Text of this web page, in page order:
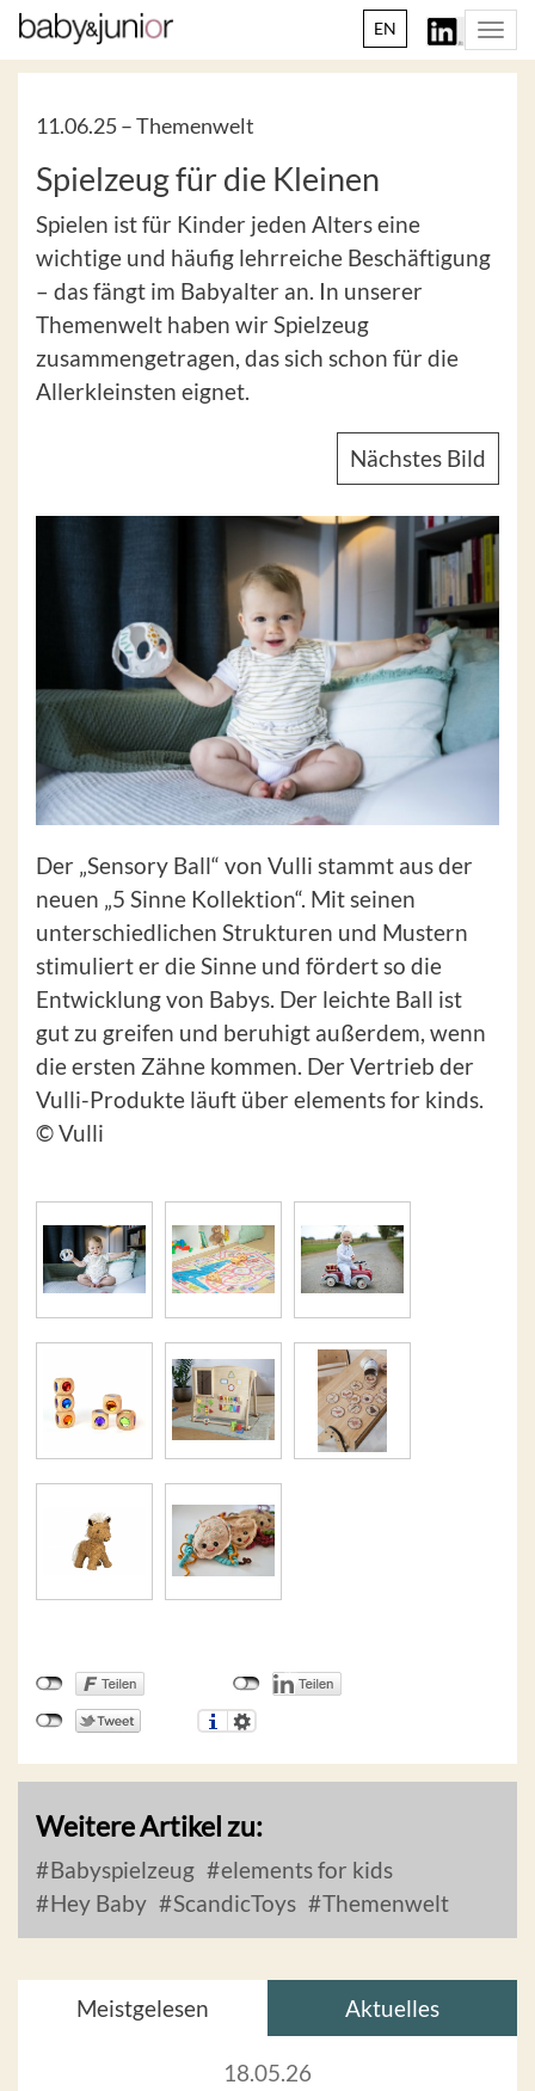
EN
11.06.25 –Themenwelt
Spielzeug für die Kleinen
Spielen ist für Kinder jeden Alters eine
wichtige und häufig lehrreiche Beschäftigung
– das fängt im Babyalter an. In unserer
Themenwelt haben wir Spielzeug
zusammengetragen, das sich schon für die
Allerkleinsten eignet.
Nächstes Bild
Der „Sensory Ball“ von Vulli stammt aus der
neuen „5 Sinne Kollektion“. Mit seinen
unterschiedlichen Strukturen und Mustern
stimuliert er die Sinne und fördert so die
Entwicklung von Babys. Der leichte Ball ist
gut zu greifen und beruhigt außerdem, wenn
die ersten Zähne kommen. Der Vertrieb der
Vulli-Produkte läuft über elements for kinds.
© Vulli
Weitere Artikel zu:
Babyspielzeug
elements for kids
Hey Baby
ScandicToys Themenwelt
Meistgelesen Aktuelles
18.05.26